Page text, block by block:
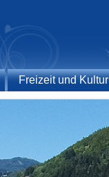
Freizeit und Kultur